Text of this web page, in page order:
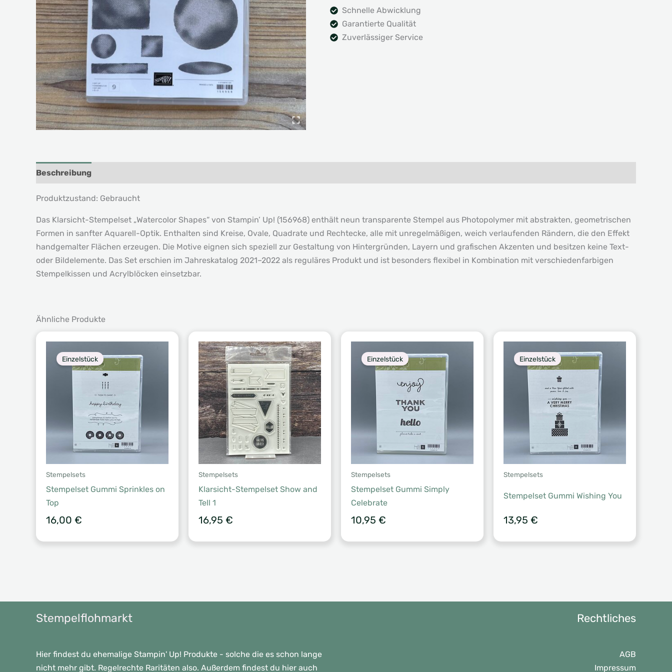
Schnelle Abwicklung
Garantierte Qualität
Zuverlässiger Service
Beschreibung
Produktzustand: Gebraucht
Das Klarsicht-Stempelset „Watercolor Shapes“ von Stampin’ Up! (156968) enthält neun transparente Stempel aus Photopolymer mit abstrakten, geometrischen
Formen in sanfter Aquarell-Optik. Enthalten sind Kreise, Ovale, Quadrate und Rechtecke, alle mit unregelmäßigen, weich verlaufenden Rändern, die den Effekt
handgemalter Flächen erzeugen. Die Motive eignen sich speziell zur Gestaltung von Hintergründen, Layern und grafischen Akzenten und besitzen keine Text-
oder Bildelemente. Das Set erschien im Jahreskatalog 2021–2022 als reguläres Produkt und ist besonders flexibel in Kombination mit verschiedenfarbigen
Stempelkissen und Acrylblöcken einsetzbar.
Ähnliche Produkte
Einzelstück
Stempelsets
Stempelset Gummi Sprinkles on
Top
16,00 €
Stempelsets
Klarsicht-Stempelset Show and
Tell 1
16,95 €
Einzelstück
Stempelsets
Stempelset Gummi Simply
Celebrate
10,95 €
Einzelstück
Stempelsets
Stempelset Gummi Wishing You
13,95 €
Stempelflohmarkt
Hier findest du ehemalige Stampin' Up! Produkte - solche die es schon lange
nicht mehr gibt. Regelrechte Raritäten also. Außerdem findest du hier auch
Rechtliches
AGB
Impressum